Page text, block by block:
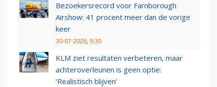
Bezoekersrecord voor Farnborough
Airshow: 41 procent meer dan de vorige
keer
30-07-2026, 9:30
KLM ziet resultaten verbeteren, maar
achteroverleunen is geen optie:
‘Realistisch blijven’